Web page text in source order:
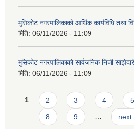
मुसिकोट नगरपालिकाको आर्थिक कार्यविधि तथा
मिति: 06/11/2026 - 11:09
मुसिकोट नगरपालिकाको सार्वजनिक निजी
मिति: 06/11/2026 - 11:09
Pages
1 2 3 4 5
8 9 … next